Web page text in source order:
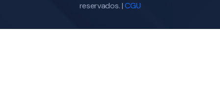
reservados. |CGU